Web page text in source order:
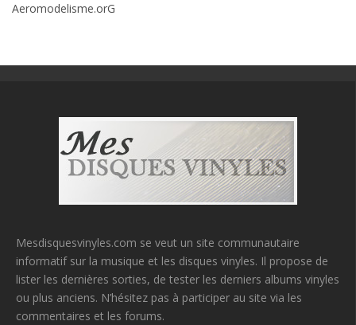
Aeromodelisme.orG
Mesdisquesvinyles.com se veut un site communautaire
informatif sur la musique et les disques vinyles. Il propose de
lister les dernières sorties, de tester les derniers albums vinyles
ou plus anciens. N’hésitez pas à participer au site via les
commentaires et les forums.